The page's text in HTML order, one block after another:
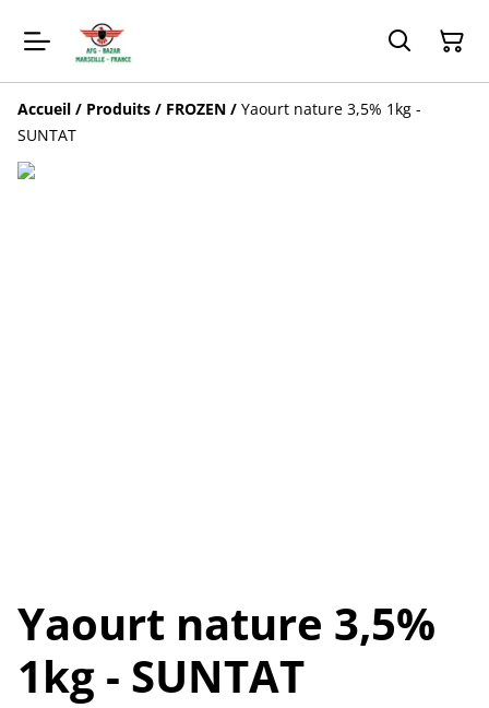
Accueil / Produits / FROZEN / Yaourt nature 3,5% 1kg -
SUNTAT
Yaourt nature 3,5%
1kg - SUNTAT